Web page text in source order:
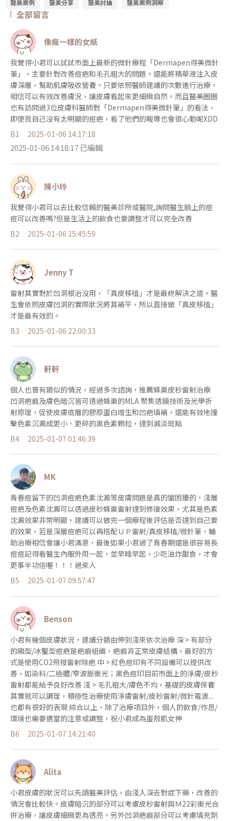
醫美案例 醫美分享 醫美討論 醫美案例洞察
全部留言
像瘋一樣的女紙
我覺得小君可以試試市面上最新的微針療程「Dermapen得美微針
筆」，主要針對改善痘疤和毛孔粗大的問題。還能將精華液注入皮
膚深層，幫助肌膚吸收營養。只要依照醫師建議的次數進行治療，
相信可以有效改善膚況，讓皮膚看起來更細緻自然。而且醫美圈圈
也有訪問過3位皮膚科醫師對「Dermapen得美微針筆」的看法，
即便我自己沒有太明顯的痘疤，看了他們的報導也會很心動呢XDD
B1
2025-01-06 14:17:18
2025-01-06 14:18:17 已編輯
陳小玲
我覺得小君可以去比較信賴的醫美診所或醫院,詢問醫生臉上的痘
痘可以改善嗎?但是生活上的飲食也要調整才可以完全改善
B2
2025-01-06 15:45:59
Jenny T
雷射其實對於凹洞根治沒用，「真皮移植」才是最終解決之道。醫
生會依照皮膚凹洞的實際狀況將其補平，所以直接做「真皮移植」
才是最有效的。
B3
2025-01-06 22:00:33
軒軒
個人也曾有類似的情況，經過多次諮詢，推薦蜂巢皮秒雷射治療
凹洞疤痕及膚色暗沉皆可透過蜂巢的MLA 聚焦透鏡技術及光學折
射原理，促使皮膚底層的膠原蛋白增生和凹疤填補，還能有效地撞
擊色素沉澱成更小、更碎的黑色素顆粒，達到減淡斑點
B4
2025-01-07 01:46:39
MK
青春痘留下的凹洞痘疤色素沈澱等皮膚問題是真的蠻困擾的，淺層
痘疤及色素沈澱可以透過皮秒蜂巢雷射達到修復效果，尤其是色素
沈澱效果非常明顯，建議可以做完一個療程後評估是否達到自己要
的效果，若是深層痘疤可以再搭配ＵＰ雷射/真皮移植/微針筆，輔
助治療相信會讓小君滿意，最後如果小君過了青春期還是很容易長
痘痘記得看醫生內服外用一起，並早睡早起，少吃油炸甜食，才會
更事半功倍喔！！！過來人
B5
2025-01-07 09:57:47
Benson
小君有幾個皮膚狀況，建議分類由伸到淺來依次治療 深 > 有部分
的廂型/冰鑿型痘疤是疤痕組織，疤痕非正常皮膚結構，最好的方
式是使用CO2飛梭雷射除疤 中 > 紅色痘印有不同設備可以提供改
善，如染料/二極體/窄波脈衝光；黑色痘印目前市面上的淨膚/皮秒
雷射都能給予良好改善 淺 > 毛孔粗大/膚色不均，基礎的皮膚保養
其實就可以調理，積極性治療使用淨膚雷射/皮秒雷射/微針電波...
也都有很好的表現 綜合以上，除了治療項目外，個人的飲食/作息/
環境也需要適當的注意或調整，祝小君成為蛋殼肌女神
B6
2025-01-07 14:21:40
Alita
小君皮膚的狀況可以先請醫美評估，由淺入深去對症下藥，改善的
情況會比較快。皮膚暗沉的部分可以考慮皮秒雷射與Ｍ22彩衝光合
併治療，讓皮膚細緻更為透亮。另外凹洞疤痕部分可以考慮填充劑